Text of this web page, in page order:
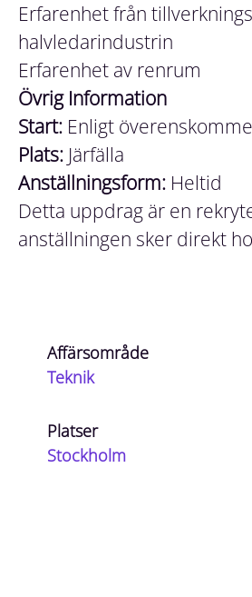
Erfarenhet från
halvledarindustrin
Erfarenhet av renrum
Övrig Information
Start: Enligt
Plats: Järfälla
Anställningsform: Heltid
Detta uppdrag är en
anställningen sker direkt
Affärsområde
Teknik
Platser
Stockholm